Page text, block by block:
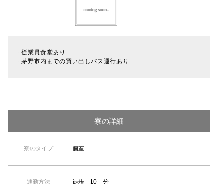
・従業員食堂あり
・茅野市内までの買い出しバス運行あり
寮の詳細
寮のタイプ 個室
通勤方法 徒歩 10 分